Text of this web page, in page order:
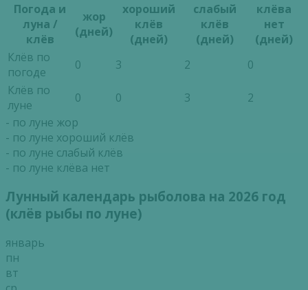
Погода и
луна /
клёв
жор
(дней)
хороший
клёв
(дней)
слабый
клёв
(дней)
клёва
нет
(дней)
Клёв по
погоде
0 3 2
0
Клёв по
луне
0 0 3
2
- по луне жор
- по луне хороший клёв
- по луне слабый клёв
- по луне клёва нет
Лунный календарь рыболова на 2026 год
(клёв рыбы по луне)
январь
пн
вт